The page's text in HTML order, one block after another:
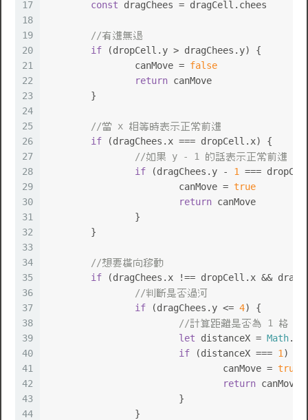
17
18
19
20
21
22
23
24
25
26
27
28
29
30
31
32
33
34
35
36
37
38
39
40
41
42
43
44
const dragChees = dragCell. chees
//有進無退
if (dropCell. y > dragChees. y) {
		canMove =
false
return canMove
	}
//當 x 相等時表示正常前進
if (dragChees. x === dropCell. x) {
//如果 y - 1 的話表示正常前進
if (dragChees. y - 1
===
			canMove =
true
return canMove
		}
	}
//想要橫向移動
if (dragChees. x !== dropCell. x &&
//判斷是否過河
if (dragChees. y <= 4) {
//計算距離是否為 1 格
let distanceX = Math.
if (distanceX === 1 ) {
				canMove =
true
return canMove
			}
		}